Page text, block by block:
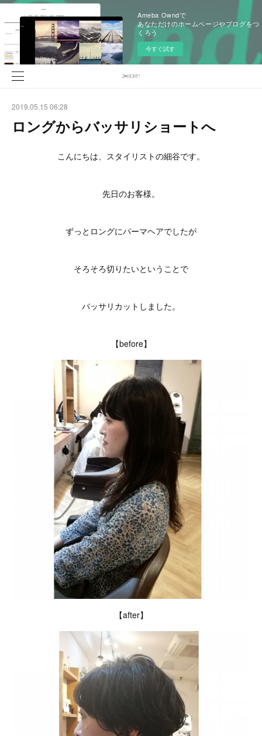
Ameba Owndで
あなただけのホームページやブログをつ
くろう
今すぐ試す
2019.05.15 06:28
ロングからバッサリショートへ
こんにちは、スタイリストの細谷です。
先日のお客様。
ずっとロングにパーマヘアでしたが
そろそろ切りたいということで
バッサリカットしました。
【before】
【after】